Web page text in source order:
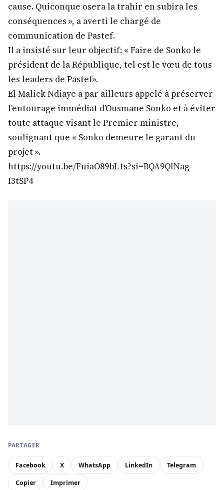
cause. Quiconque osera la trahir en subira les
conséquences », a averti le chargé de
communication de Pastef.
Il a insisté sur leur objectif: « Faire de Sonko le
président de la République, tel est le vœu de tous
les leaders de Pastef».
El Malick Ndiaye a par ailleurs appelé à préserver
l’entourage immédiat d’Ousmane Sonko et à éviter
toute attaque visant le Premier ministre,
soulignant que « Sonko demeure le garant du
projet ».
https://youtu.be/FuiaO89bL1s?si=BQA9QlNag-
I3tSP4
PARTAGER
Facebook X WhatsApp LinkedIn Telegram
Copier Imprimer